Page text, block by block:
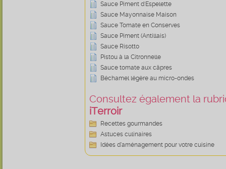
Sauce Piment d'Espelette
Sauce Mayonnaise Maison
Sauce Tomate en Conserves
Sauce Piment (Antillais)
Sauce Risotto
Pistou à la Citronnelle
Sauce tomate aux câpres
Béchamel légère au micro-ondes
Consultez également la
iTerroir
Recettes gourmandes
Astuces culinaires
Idées d’aménagement pour votre cuisine